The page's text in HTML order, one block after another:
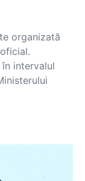
organizată
intervalul